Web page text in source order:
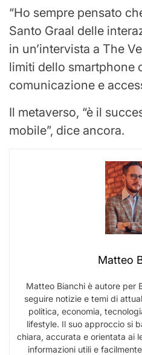
“Ho sempre pensato
Santo Graal delle
in un’intervista a The
limiti dello smartphone
comunicazione e
Il metaverso, “è il
mobile”, dice ancora.
Matteo
Matteo Bianchi è autore per
seguire notizie e temi di
politica, economia,
lifestyle. Il suo approccio si
chiara, accurata e orientata ai
informazioni utili e